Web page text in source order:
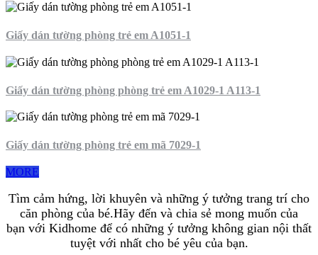
Giấy dán tường phòng trẻ em A1051-1
Giấy dán tường phòng phòng trẻ em A1029-1 A113-1
Giấy dán tường phòng trẻ em mã 7029-1
MORE
Tìm cảm hứng, lời khuyên và những ý tưởng trang trí cho
căn phòng của bé.Hãy đến và chia sẻ mong muốn của
bạn với Kidhome để có những ý tưởng không gian nội thất
tuyệt với nhất cho bé yêu của bạn.